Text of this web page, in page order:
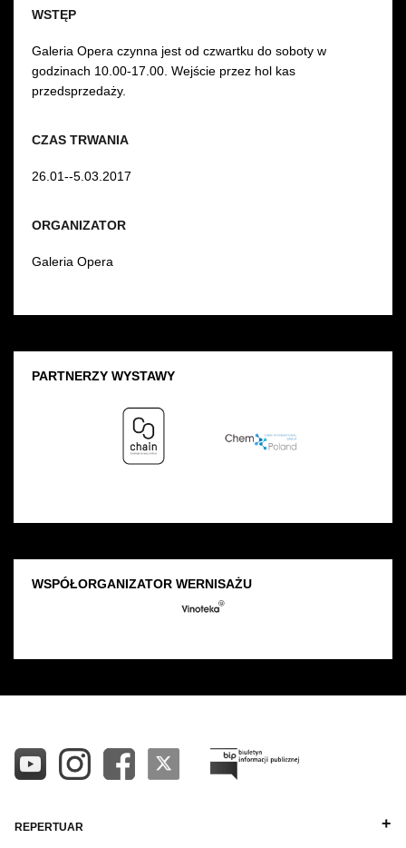
ORGANIZATOR
Galeria Opera
CZAS TRWANIA
26.01--5.03.2017
WSTĘP
Galeria Opera czynna jest od czwartku do soboty w
godzinach 10.00-17.00. Wejście przez hol kas
przedsprzedaży.
PARTNERZY WYSTAWY
WSPÓŁORGANIZATOR WERNISAŻU
REPERTUAR